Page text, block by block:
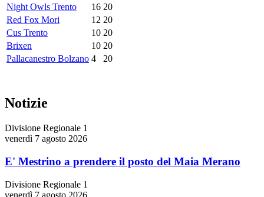
Night Owls Trento
16 20
Red Fox Mori
12 20
Cus Trento
10 20
Brixen
10 20
Pallacanestro Bolzano 4 20
Notizie
Divisione Regionale 1
venerdì 7 agosto 2026
E' Mestrino a prendere il posto del Maia Merano
Divisione Regionale 1
venerdì 7 agosto 2026